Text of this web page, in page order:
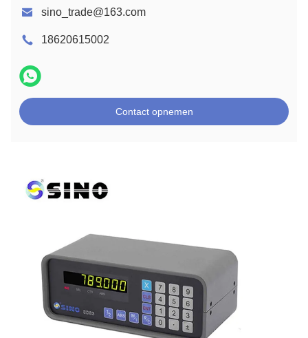
sino_trade@163.com
18620615002
Contact opnemen